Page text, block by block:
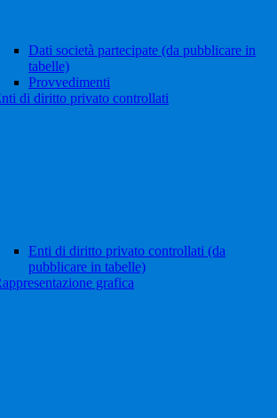
Dati società partecipate (da pubblicare in
tabelle)
Provvedimenti
di diritto privato controllati
Enti di diritto privato controllati (da
pubblicare in tabelle)
grafica